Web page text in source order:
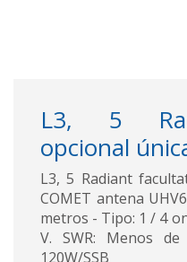
L3, 5
opcional
L3, 5 Radiant
COMET antena
metros - Tipo: 1 / 4
V. SWR: Menos
120W/SSB